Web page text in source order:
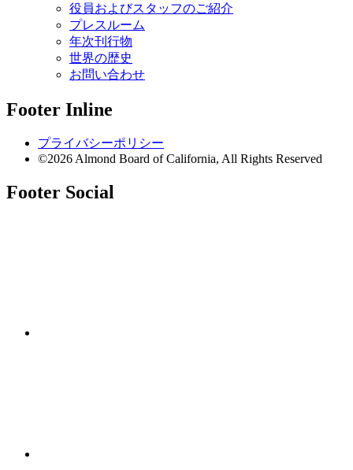
役員およびスタッフのご紹介
プレスルーム
年次刊行物
世界の歴史
お問い合わせ
Footer Inline
プライバシーポリシー
©2026 Almond Board of California, All Rights Reserved
Footer Social